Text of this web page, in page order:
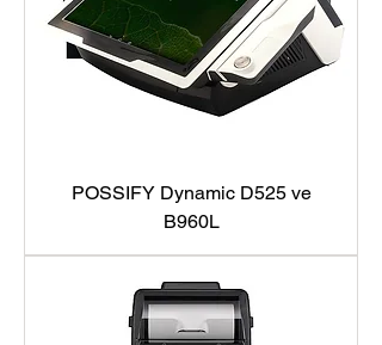
POSSIFY Dynamic D525 ve
B960L